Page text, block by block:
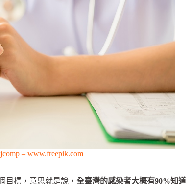
– www.freepik.com
目標，意思就是說， 全臺灣的感染者大概有90%知道